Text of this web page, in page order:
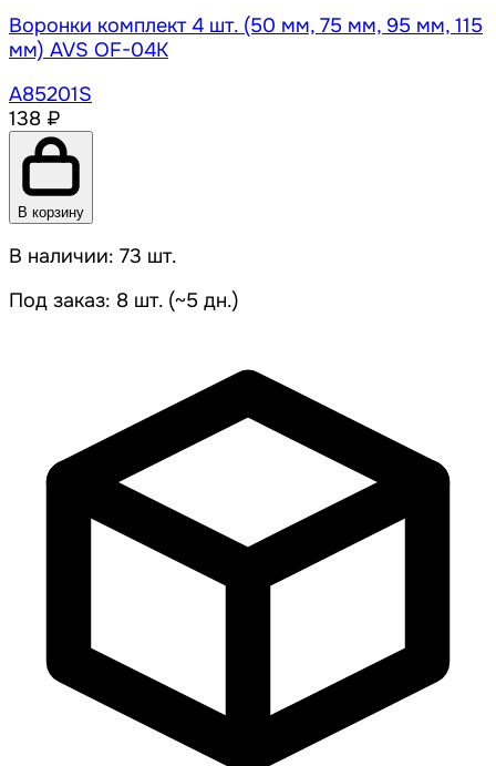
Воронки комплект 4 шт. (50 мм, 75 мм, 95 мм, 115
мм) AVS OF-04К
A85201S
138 ₽
В корзину
В наличии: 73 шт.
Под заказ: 8 шт. (~5 дн.)